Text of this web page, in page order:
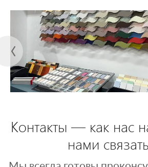
Контакты — как нас
нами